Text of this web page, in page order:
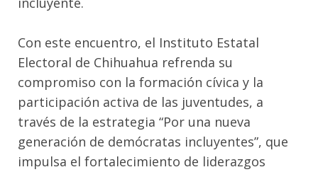
Con este encuentro, el Instituto Estatal
Electoral de Chihuahua refrenda su
compromiso con la formación cívica y la
participación activa de las juventudes, a
través de la estrategia “Por una nueva
generación de demócratas incluyentes”, que
impulsa el fortalecimiento de liderazgos